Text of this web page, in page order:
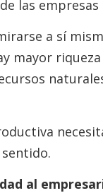
las
a sí
mayor
al